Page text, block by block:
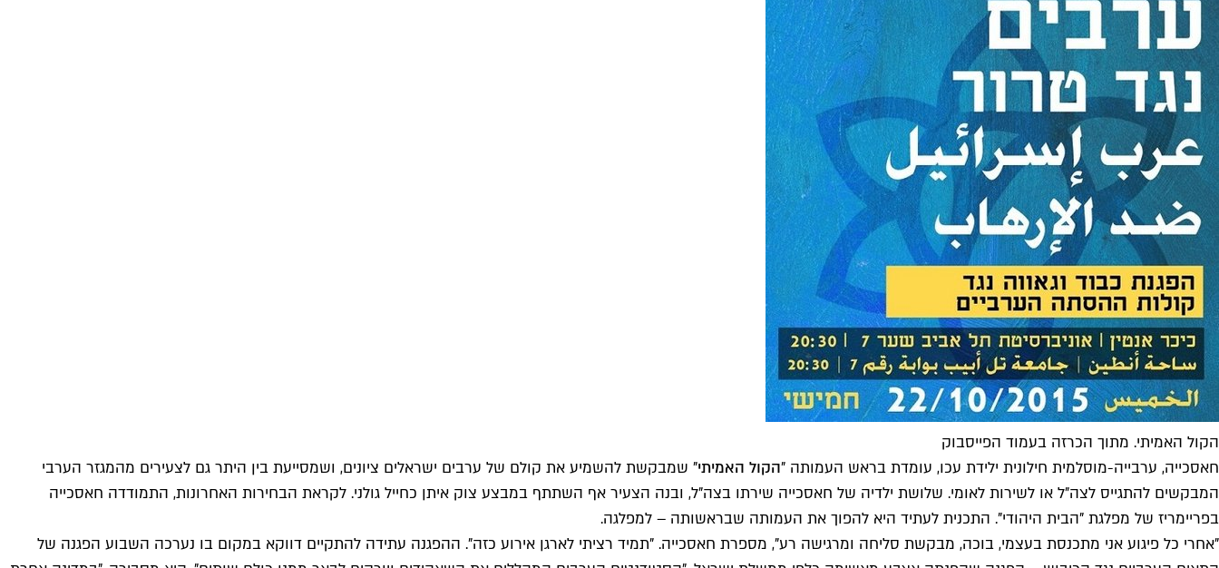
הקול האמיתי. מתוך הכרזה בעמוד הפייסבוק
חאסכייה, ערבייה-מוסלמית חילונית ילידת עכו, עומדת בראש העמותה "הקול האמיתי" שמבקשת להשמיע את קולם של ערבים ישראלים ציונים, ושמסייעת בין היתר גם לצעירים מהמגזר הערבי
המבקשים להתגייס לצה"ל או לשירות לאומי. שלושת ילדיה של חאסכייה שירתו בצה"ל, ובנה הצעיר אף השתתף במבצע צוק איתן כחייל גולני. לקראת הבחירות האחרונות, התמודדה חאסכייה
בפריימריז של מפלגת "הבית היהודי". התכנית לעתיד היא להפוך את העמותה שבראשותה – למפלגה.
"אחרי כל פיגוע אני מתכנסת בעצמי, בוכה, מבקשת סליחה ומרגישה רע", מספרת חאסכייה. "תמיד רציתי לארגן אירוע כזה". ההפגנה עתידה להתקיים דווקא במקום בו נערכה השבוע הפגנה של